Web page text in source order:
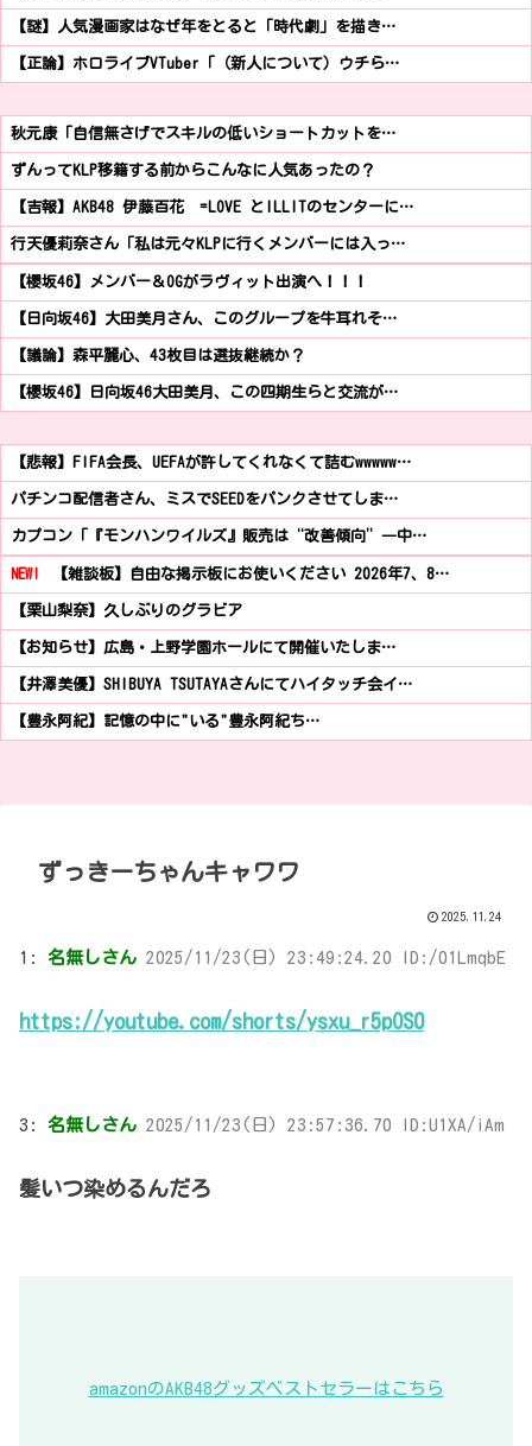
【謎】人気漫画家はなぜ年をとると「時代劇」を描き…
【正論】ホロライブVTuber「（新人について）ウチら…
秋元康「自信無さげでスキルの低いショートカットを…
ずんってKLP移籍する前からこんなに人気あったの？
【吉報】AKB48 伊藤百花 =LOVE とILLITのセンターに…
行天優莉奈さん「私は元々KLPに行くメンバーには入っ…
【櫻坂46】メンバー＆OGがラヴィット出演へ！！！
【日向坂46】大田美月さん、このグループを牛耳れそ…
【議論】森平麗心、43枚目は選抜継続か？
【櫻坂46】日向坂46大田美月、この四期生らと交流が…
【悲報】FIFA会長、UEFAが許してくれなくて詰むwwwww…
パチンコ配信者さん、ミスでSEEDをパンクさせてしま…
カプコン「『モンハンワイルズ』販売は“改善傾向”―中…
NEW! 【雑談板】自由な掲示板にお使いください 2026年7、8…
【栗山梨奈】久しぶりのグラビア
【お知らせ】広島・上野学園ホールにて開催いたしま…
【井澤美優】SHIBUYA TSUTAYAさんにてハイタッチ会イ…
【豊永阿紀】記憶の中に"いる"豊永阿紀ち…
ずっきーちゃんキャワワ
2025.11.24
1: 名無しさん 2025/11/23(日) 23:49:24.20 ID:/01LmqbE
https://youtube.com/shorts/ysxu_r5pOS0
3: 名無しさん 2025/11/23(日) 23:57:36.70 ID:U1XA/iAm
髪いつ染めるんだろ
amazonのAKB48グッズベストセラーはこちら